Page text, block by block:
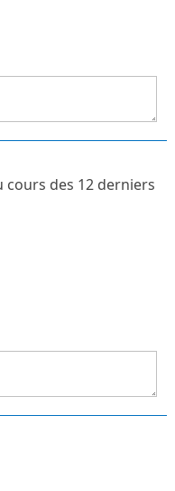
des 12 derniers